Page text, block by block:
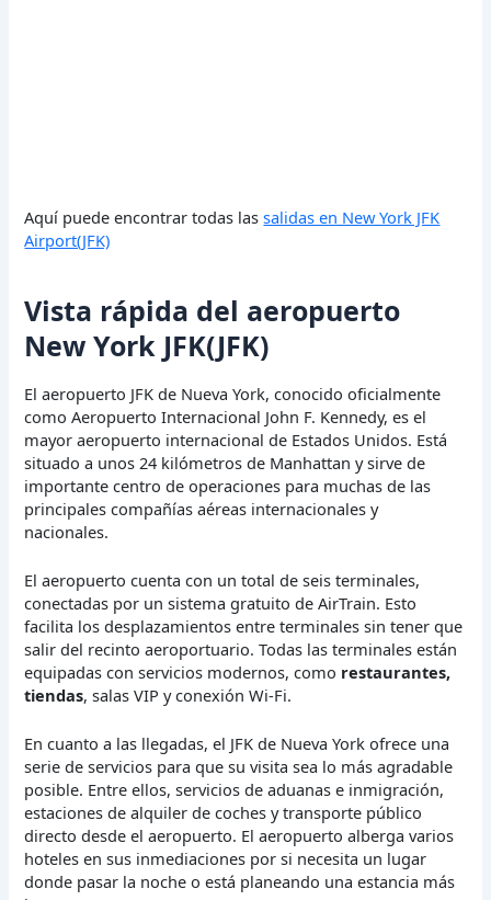
Aquí puede encontrar todas lassalidas en New York JFK
Airport(JFK)
Vista rápida del aeropuerto
New York JFK(JFK)
El aeropuerto JFK de Nueva York, conocido oficialmente
como Aeropuerto Internacional John F. Kennedy, es el
mayor aeropuerto internacional de Estados Unidos. Está
situado a unos 24 kilómetros de Manhattan y sirve de
importante centro de operaciones para muchas de las
principales compañías aéreas internacionales y
nacionales.
El aeropuerto cuenta con un total de seis terminales,
conectadas por un sistema gratuito de AirTrain. Esto
facilita los desplazamientos entre terminales sin tener que
salir del recinto aeroportuario. Todas las terminales están
equipadas con servicios modernos, como restaurantes,
tiendas, salas VIP y conexión Wi-Fi.
En cuanto a las llegadas, el JFK de Nueva York ofrece una
serie de servicios para que su visita sea lo más agradable
posible. Entre ellos, servicios de aduanas e inmigración,
estaciones de alquiler de coches y transporte público
directo desde el aeropuerto. El aeropuerto alberga varios
hoteles en sus inmediaciones por si necesita un lugar
donde pasar la noche o está planeando una estancia más